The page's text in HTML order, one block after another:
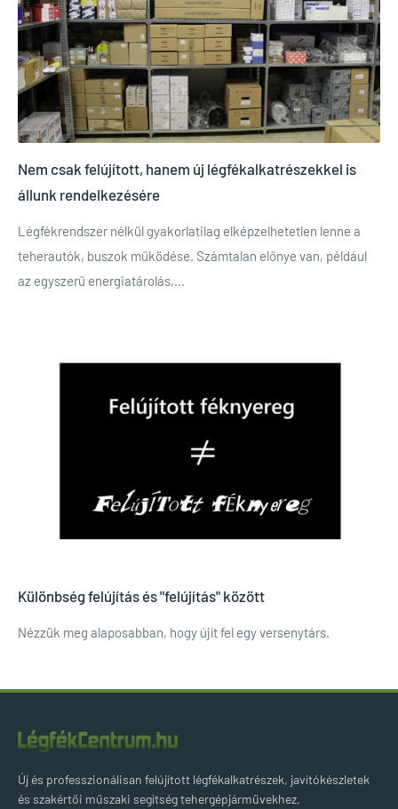
Nem csak felújított, hanem új légfékalkatrészekkel is
állunk rendelkezésére
Légfékrendszer nélkül gyakorlatilag elképzelhetetlen lenne a
teherautók, buszok működése. Számtalan előnye van, például
az egyszerű energiatárolás,...
Különbség felújítás és "felújítás" között
Nézzük meg alaposabban, hogy újít fel egy versenytárs.
Új és professzionálisan felújított légfékalkatrészek, javítókészletek
és szakértői műszaki segítség tehergépjárművekhez,